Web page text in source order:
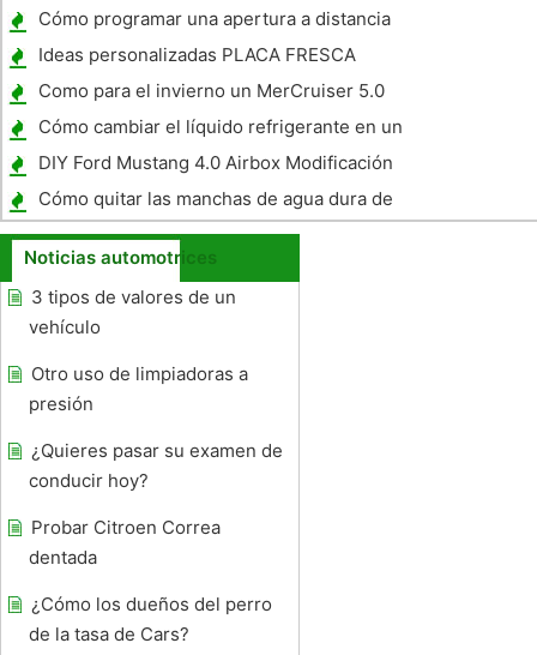
Ranger?
Cómo programar una apertura a distancia
de un Chevrolet Impala 2008
Ideas personalizadas PLACA FRESCA
Como para el invierno un MerCruiser 5.0
MPI
Cómo cambiar el líquido refrigerante en un
Dodge RAM
DIY Ford Mustang 4.0 Airbox Modificación
Cómo quitar las manchas de agua dura de
Pintura Automotriz
Noticias automotrices
3 tipos de valores de un
vehículo
Otro uso de limpiadoras a
presión
¿Quieres pasar su examen de
conducir hoy?
Probar Citroen Correa
dentada
¿Cómo los dueños del perro
de la tasa de Cars?